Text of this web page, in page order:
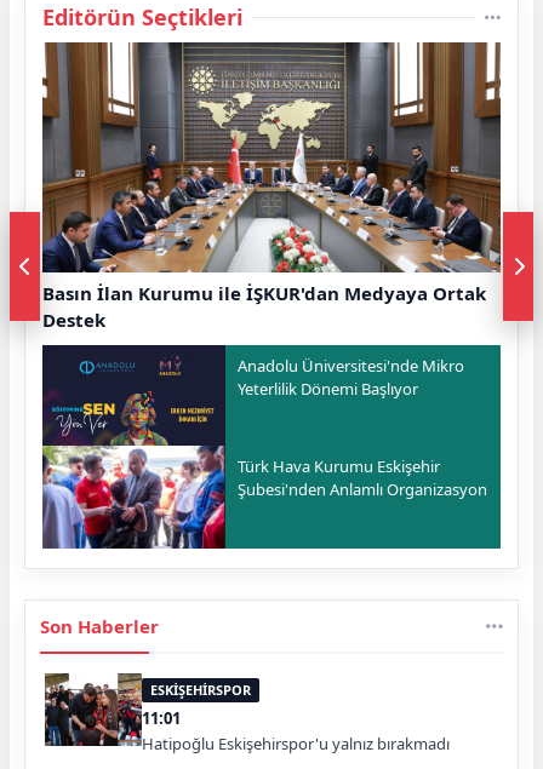
Editörün Seçtikleri
Basın İlan Kurumu ile İŞKUR'dan Medyaya Ortak
Destek
Anadolu Üniversitesi'nde Mikro
Yeterlilik Dönemi Başlıyor
Türk Hava Kurumu Eskişehir
Şubesi'nden Anlamlı Organizasyon
Son Haberler
ESKİŞEHİRSPOR
11:01
Hatipoğlu Eskişehirspor'u yalnız bırakmadı